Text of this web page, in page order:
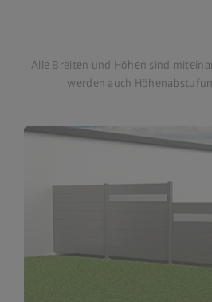
Alle Breiten und Höhen sind
werden auch